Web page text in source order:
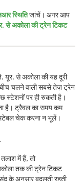
स्थितिजांचें। अगर आप
से अकोला की ट्रेन टिकट
यूर. से अकोला की यह दूरी
बीच चलने वाली सबसे तेज़ ट्रेन
स्टेशनों पर ही रुकती है।
है। ट्रैवल का समय कम
चेक करना न भूलें।
में हैं, तो
तक की ट्रेन टिकट
के अनुसार बदलती रहती